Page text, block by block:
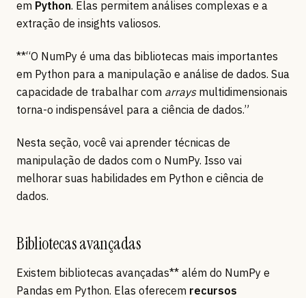
em Python. Elas permitem análises complexas e a
extração de insights valiosos.
**“O NumPy é uma das bibliotecas mais importantes
em Python para a manipulação e análise de dados. Sua
capacidade de trabalhar com arraysmultidimensionais
torna-o indispensável para a ciência de dados.”
Nesta seção, você vai aprender técnicas de
manipulação de dados com o NumPy. Isso vai
melhorar suas habilidades em Python e ciência de
dados.
Bibliotecas avançadas
Existem bibliotecas avançadas** além do NumPy e
Pandas em Python. Elas oferecem recursos